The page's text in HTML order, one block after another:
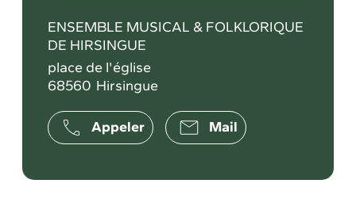
ENSEMBLE MUSICAL & FOLKLORIQUE
DE HIRSINGUE
place de l'église
68560 Hirsingue
Appeler Mail